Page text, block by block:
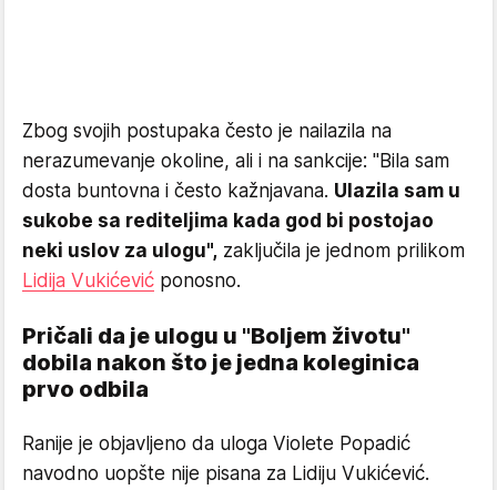
Zbog svojih postupaka često je nailazila na
nerazumevanje okoline, ali i na sankcije: "Bila sam
dosta buntovna i često kažnjavana. Ulazila sam u
sukobe sa rediteljima kada god bi postojao
neki uslov za ulogu", zaključila je jednom prilikom
Lidija Vukićević ponosno.
Pričali da je ulogu u "Boljem životu"
dobila nakon što je jedna koleginica
prvo odbila
Ranije je objavljeno da uloga Violete Popadić
navodno uopšte nije pisana za Lidiju Vukićević.